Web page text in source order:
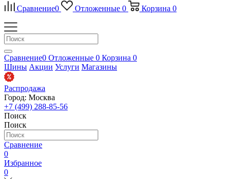
Сравнение0 Отложенные 0 Корзина 0
Сравнение0 Отложенные 0 Корзина 0
Шины Акции Услуги Магазины
Распродажа
Город: Москва
+7 (499) 288-85-56
Поиск
Поиск
Сравнение
0
Избранное
0